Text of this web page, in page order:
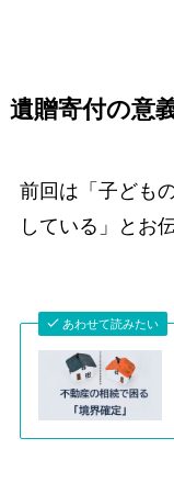
遺贈寄付の意
前回は「子ども
している」とお
あわせて読みたい